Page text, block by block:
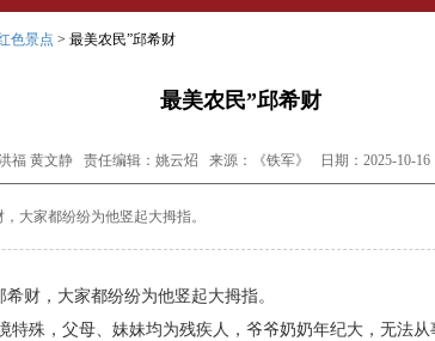
色景点 > 最美农民”邱希财
最美农民”邱希财
福 黄文静 责任编辑：姚云炤 来源：《铁军》 日期：2025-10-16
大家都纷纷为他竖起大拇指。
财，大家都纷纷为他竖起大拇指。
特殊，父母、妹妹均为残疾人，爷爷奶奶年纪大，无法